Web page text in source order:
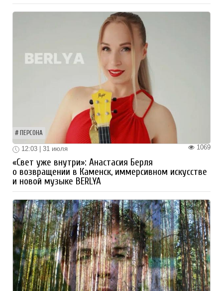
ПЕРСОНА
1069
12:03 | 31 июля
«Свет уже внутри»: Анастасия Берля
о возвращении в Каменск, иммерсивном искусстве
и новой музыке BERLYA